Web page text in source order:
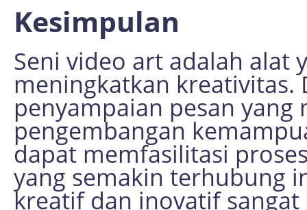
Kesimpulan
Seni video art adalah alat
meningkatkan
penyampaian pesan yang
pengembangan
dapat memfasilitasi
yang semakin terhubung
kreatif dan inovatif